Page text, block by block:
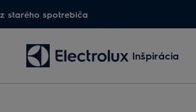
starého spotrebiča
Inšpirácia